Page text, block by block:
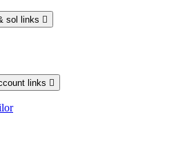
sol links 
links 